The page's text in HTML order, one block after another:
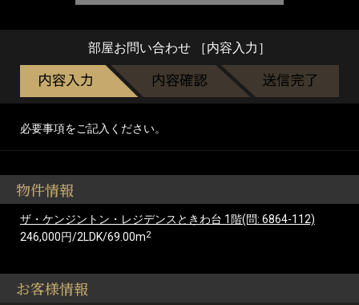
部屋お問い合わせ ［内容入力］
必要事項をご記入ください。
物件情報
ザ・ケンジントン・レジデンスときわ台 1階(問: 6864-112)
246,000円/2LDK/69.00m2
お客様情報